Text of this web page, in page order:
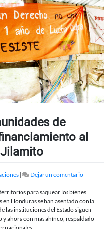
de
al
| Dejar un comentarioen
Carta
de
Arizona
para saquear los bienes
en Honduras se han asentado con la
las instituciones del Estado siguen
ahora con mas ahínco, respaldado